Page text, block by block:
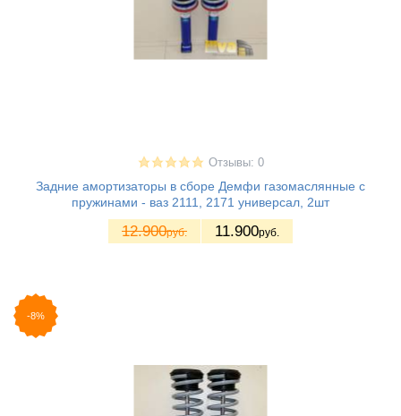
Отзывы: 0
Задние амортизаторы в сборе Демфи газомаслянные с
пружинами - ваз 2111, 2171 универсал, 2шт
12.900руб. 11.900руб.
-8%